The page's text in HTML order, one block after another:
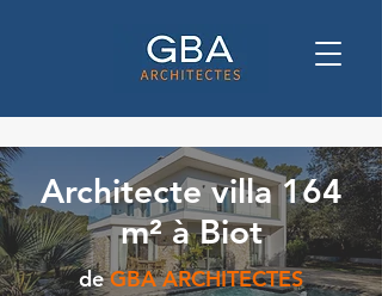
Architecte villa 164
m² à Biot
de GBA ARCHITECTES